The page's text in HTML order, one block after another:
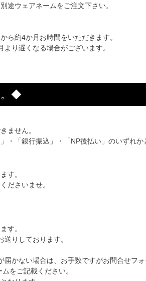
途ウェアネームをご注文下さい。
ら約4か月お時間をいただきます。
り遅くなる場合がございます。
。◆
ません。
・「銀行振込」・「NP後払い」のいずれか
す。
ださいませ。
す。
りしております。
届かない場合は、お手数ですがお問合せフ
をご記載ください。